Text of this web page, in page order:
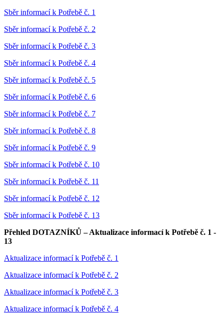
Sběr informací k Potřebě č. 1
Sběr informací k Potřebě č. 2
Sběr informací k Potřebě č. 3
Sběr informací k Potřebě č. 4
Sběr informací k Potřebě č. 5
Sběr informací k Potřebě č. 6
Sběr informací k Potřebě č. 7
Sběr informací k Potřebě č. 8
Sběr informací k Potřebě č. 9
Sběr informací k Potřebě č. 10
Sběr informací k Potřebě č. 11
Sběr informací k Potřebě č. 12
Sběr informací k Potřebě č. 13
Přehled DOTAZNÍKŮ – Aktualizace informací k Potřebě č. 1 -
13
Aktualizace informací k Potřebě č. 1
Aktualizace informací k Potřebě č. 2
Aktualizace informací k Potřebě č. 3
Aktualizace informací k Potřebě č. 4